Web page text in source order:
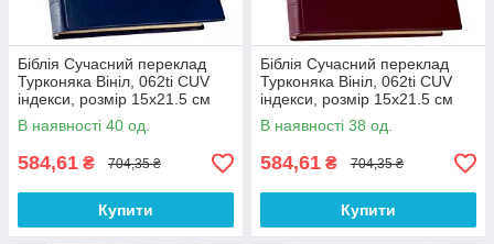
Біблія Сучасний переклад
Турконяка Вініл, 062ti CUV
індекси, розмір 15х21.5 см
(арт. 1056203) Синя
В наявності 40 од.
584,61 ₴ 704,35 ₴
Купити
Біблія Сучасний переклад
Турконяка Вініл, 062ti CUV
індекси, розмір 15х21.5 см
(арт. 1056202) Бордова
В наявності 38 од.
584,61 ₴ 704,35 ₴
Купити